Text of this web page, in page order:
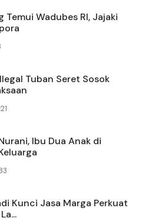
Wadubes RI, Jajaki
Tuban Seret Sosok
Ibu Dua Anak di
Kunci Jasa Marga Perkuat